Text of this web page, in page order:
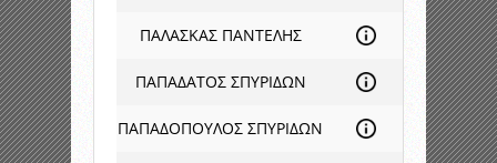
ΠΑΛΑΣΚΑΣ ΠΑΝΤΕΛΗΣ
ΠΑΠΑΔΑΤΟΣ ΣΠΥΡΙΔΩΝ
ΠΑΠΑΔΟΠΟΥΛΟΣ ΣΠΥΡΙΔΩΝ